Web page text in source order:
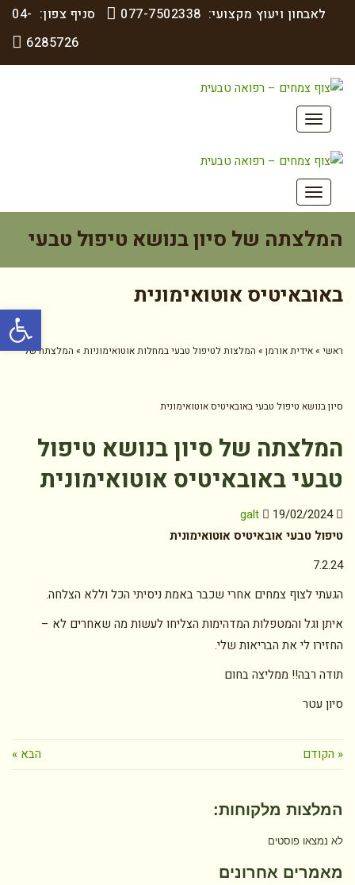
לאבחון ויעוץ מקצועי: 077-7502338 סניף צפון: 04-
6285726
תפריט
תפריט
המלצתה של סיון בנושא טיפול טבעי
באובאיטיס אוטואימונית
ראשי »אידית אורמן » המלצות לטיפול טבעי במחלות אוטואימוניות » המלצתה של
סיון בנושא טיפול טבעי באובאיטיס אוטואימונית
המלצתה של סיון בנושא טיפול
טבעי באובאיטיס אוטואימונית
19/02/2024
galt
טיפול טבעי אובאיטיס אוטואימונית
7.2.24
הגעתי לצוף צמחים אחרי שכבר באמת ניסיתי הכל וללא הצלחה.
איתן וגל והמטפלות המדהימות הצליחו לעשות מה שאחרים לא –
החזירו לי את הבריאות שלי.
תודה רבה!! ממליצה בחום
סיון עטר
« הקודם הבא »
המלצות מלקוחות:
לא נמצאו פוסטים
מאמרים אחרונים
פתח